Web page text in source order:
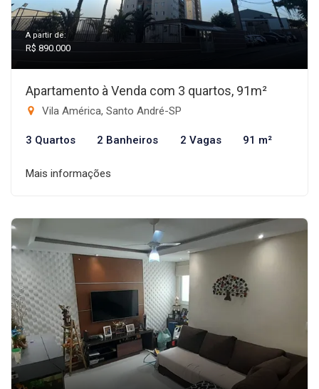
A partir de:
R$ 890.000
Apartamento à Venda com 3 quartos, 91m²
Vila América, Santo André-SP
3 Quartos 2 Banheiros 2 Vagas 91 m²
Mais informações